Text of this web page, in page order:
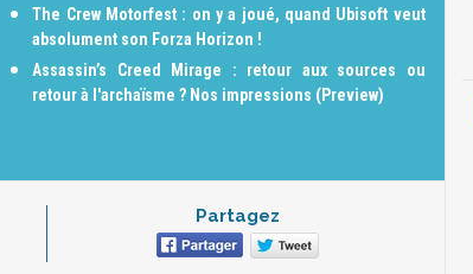
The Crew Motorfest : on y a joué, quand Ubisoft veut
absolument son Forza Horizon !
Assassin’s Creed Mirage : retour aux sources ou
retour à l'archaïsme ? Nos impressions (Preview)
Partagez